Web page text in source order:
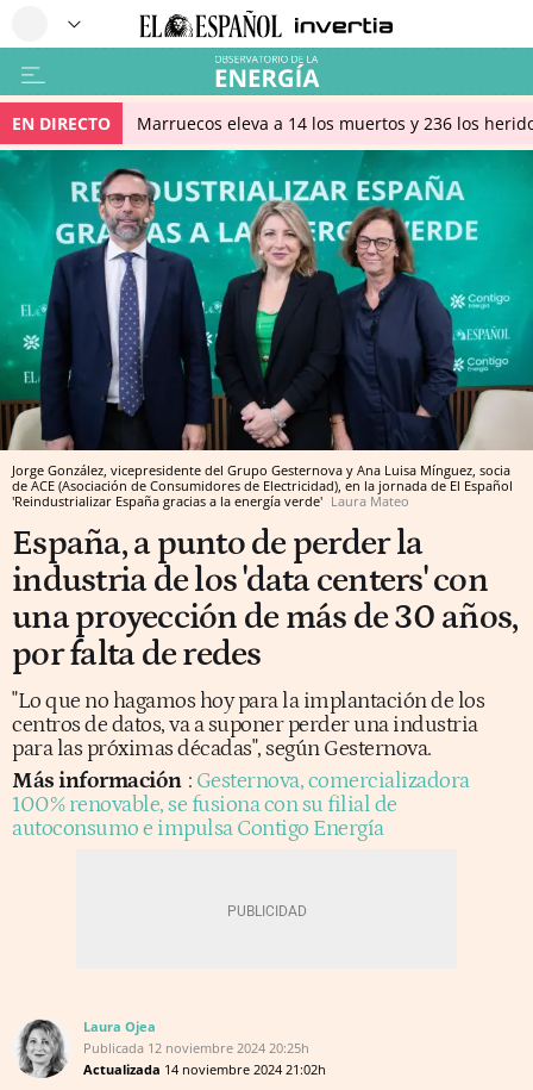
EN DIRECTO Marruecos eleva a 14 los muertos y 236 los
Jorge González, vicepresidente del Grupo Gesternova y Ana Luisa Mínguez, socia
de ACE (Asociación de Consumidores de Electricidad), en la jornada de El Español
'Reindustrializar España gracias a la energía verde' Laura Mateo
España, a punto de perder la
industria de los 'data centers' con
una proyección de más de 30 años,
por falta de redes
"Lo que no hagamos hoy para la implantación de los
centros de datos, va a suponer perder una industria
para las próximas décadas", según Gesternova.
Más información : Gesternova, comercializadora
100% renovable, se fusiona con su filial de
autoconsumo e impulsa Contigo Energía
Laura Ojea
Publicada 12 noviembre 2024 20:25h
Actualizada 14 noviembre 2024 21:02h